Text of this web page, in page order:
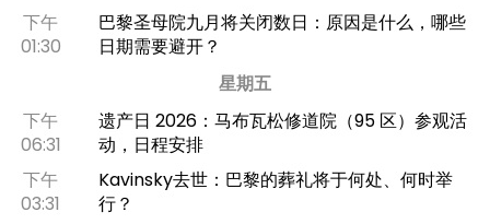
下午
01:30
巴黎圣母院九月将关闭数日：原因是什么，哪些
日期需要避开？
星期五
下午
06:31
遗产日 2026：马布瓦松修道院（95 区）参观活
动，日程安排
下午
03:31
Kavinsky去世：巴黎的葬礼将于何处、何时举
行？